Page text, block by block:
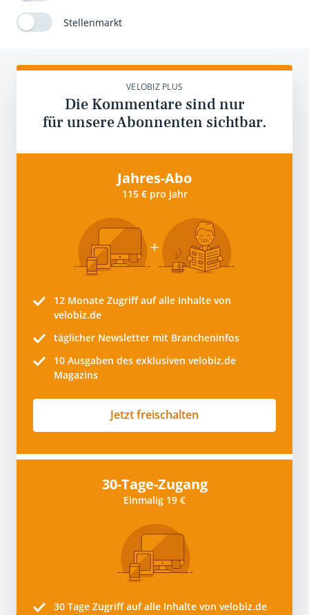
Stellenmarkt
VELOBIZ PLUS
Die Kommentare sind nur
für unsere Abonnenten sichtbar.
Jahres-Abo
115 € pro Jahr
12 Monate Zugriff auf alle Inhalte von
velobiz.de
täglicher Newsletter mit Brancheninfos
10 Ausgaben des exklusiven velobiz.de
Magazins
Jetzt freischalten
30-Tage-Zugang
Einmalig 19 €
30 Tage Zugriff auf alle Inhalte von velobiz.de